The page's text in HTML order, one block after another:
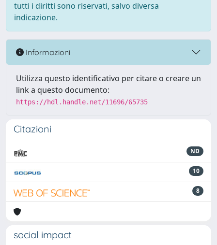
tutti i diritti sono riservati, salvo diversa
indicazione.
Informazioni
Utilizza questo identificativo per citare o creare un
link a questo documento:
https://hdl.handle.net/11696/65735
Citazioni
ND
10
8
social impact